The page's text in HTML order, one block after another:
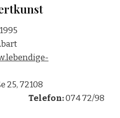
25, 72108
Telefon:074 72/98